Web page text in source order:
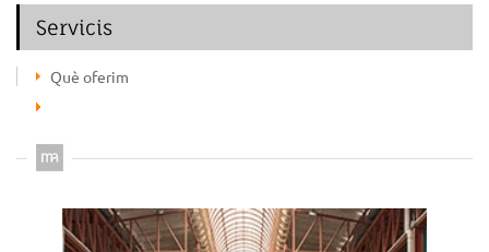
Servicis
Què oferim